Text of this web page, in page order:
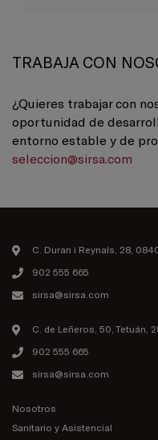
TRABAJA CON
¿Quieres trabajar con
oportunidad de
entorno estable y de
seleccion@sirsa.com
C. Duran i Reynals, 28,
902 555 665
sirsa@sirsa.com
C. de Leñeros, 50, Tetuán,
902 555 665
sirsa@sirsa.com
Nosotros
Sanitario y Asistencial